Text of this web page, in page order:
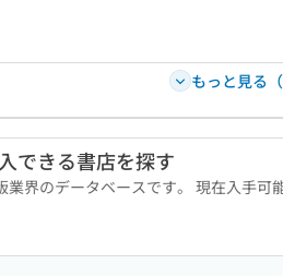
もっと見る（
できる書店を探す
界のデータベースです。 現在入手可